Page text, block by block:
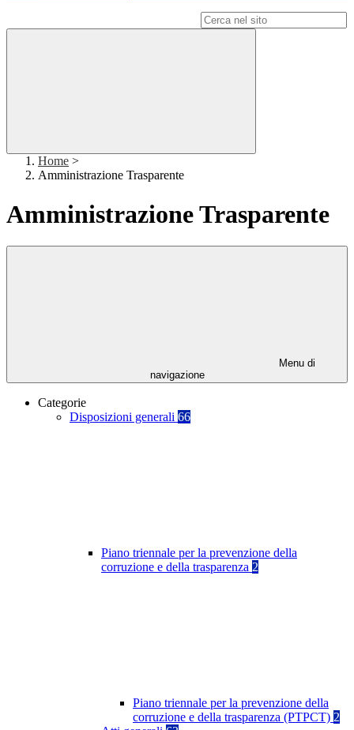
Home >
Amministrazione Trasparente
Amministrazione Trasparente
Menu di
navigazione
Categorie
Disposizioni generali 66
Piano triennale per la prevenzione della
corruzione e della trasparenza 2
Piano triennale per la prevenzione della
corruzione e della trasparenza (PTPCT) 2